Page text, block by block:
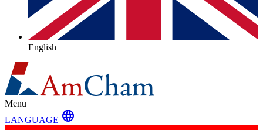
English
Menu
LANGUAGE language